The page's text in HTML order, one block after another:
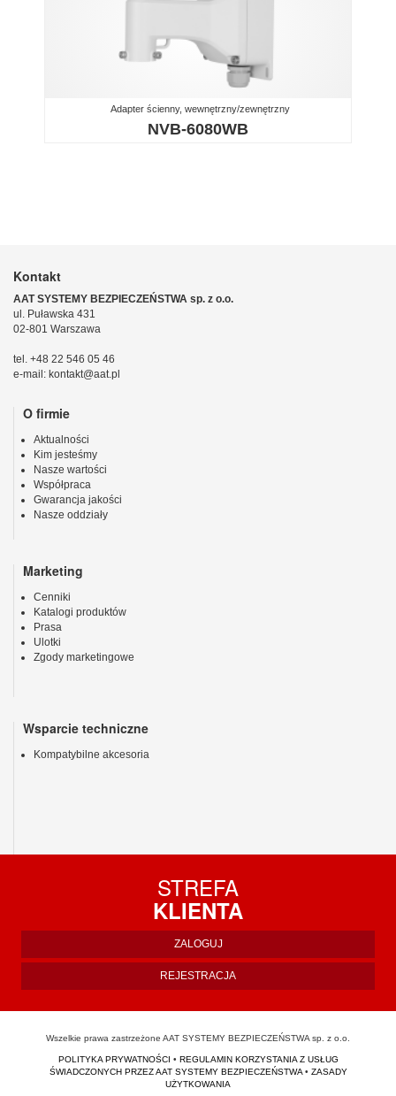
Adapter ścienny, wewnętrzny/zewnętrzny
NVB-6080WB
Kontakt
AAT SYSTEMY BEZPIECZEŃSTWA sp. z o.o.
ul. Puławska 431
02-801 Warszawa
tel. +48 22 546 05 46
e-mail: kontakt@aat.pl
O firmie
Aktualności
Kim jesteśmy
Nasze wartości
Współpraca
Gwarancja jakości
Nasze oddziały
Marketing
Cenniki
Katalogi produktów
Prasa
Ulotki
Zgody marketingowe
Wsparcie techniczne
Kompatybilne akcesoria
STREFA
KLIENTA
ZALOGUJ
REJESTRACJA
Wszelkie prawa zastrzeżone AAT SYSTEMY BEZPIECZEŃSTWA sp. z o.o.
POLITYKA PRYWATNOŚCI • REGULAMIN KORZYSTANIA Z USŁUG
ŚWIADCZONYCH PRZEZ AAT SYSTEMY BEZPIECZEŃSTWA• ZASADY
UŻYTKOWANIA